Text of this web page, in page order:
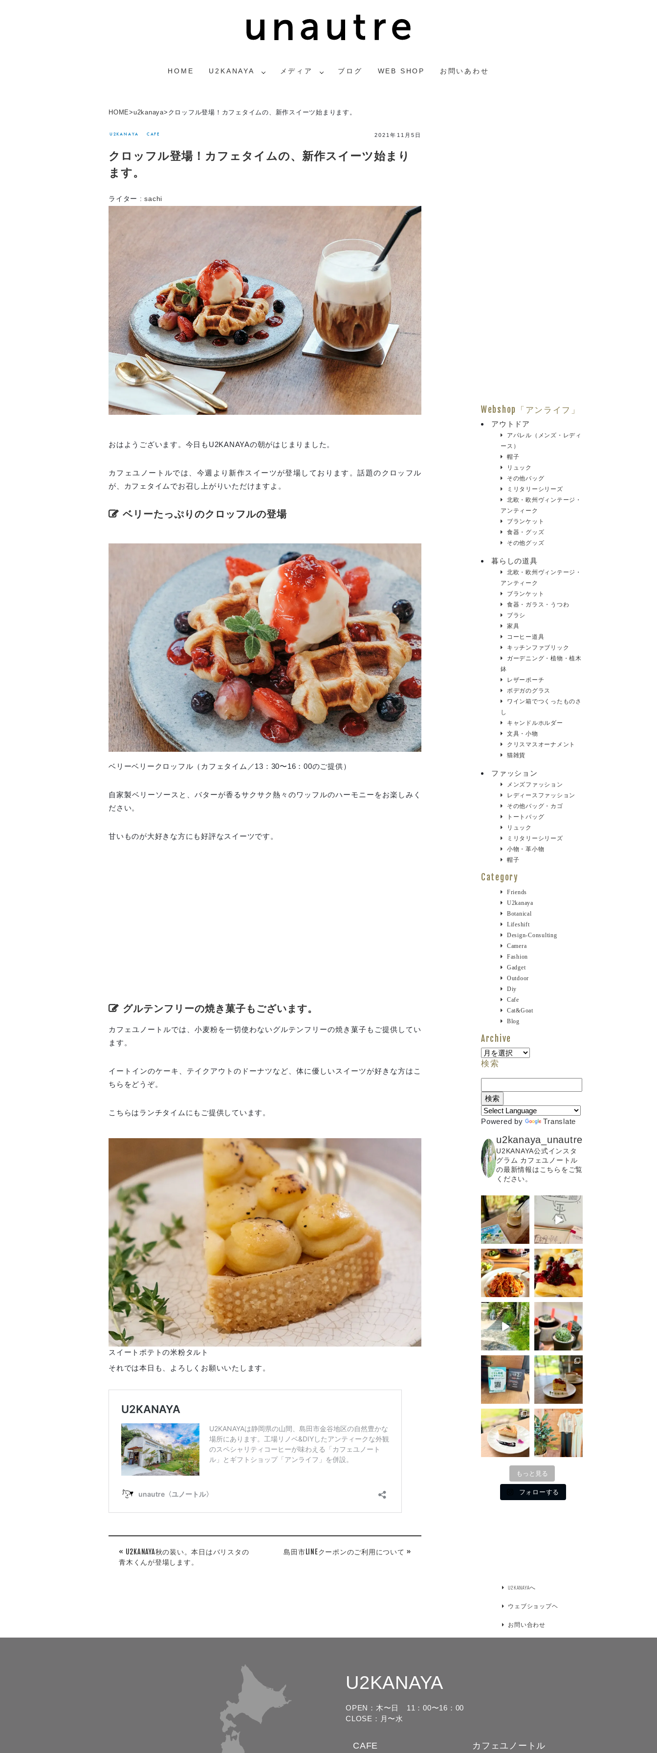
HOME U2KANAYA メディア ブログ WEB SHOP お問いあわせ
HOME>u2kanaya> クロッフル登場！カフェタイムの、新作スイーツ始まります。
U2KANAYA CAFE 2021年11月5日
クロッフル登場！カフェタイムの、新作スイーツ始まり
ます。
ライター :sachi
おはようございます。今日もU2KANAYAの朝がはじまりました。
カフェユノートルでは、今週より新作スイーツが登場しております。話題のクロッフル
が、カフェタイムでお召し上がりいただけますよ。
ベリーたっぷりのクロッフルの登場
ベリーベリークロッフル（カフェタイム／13：30〜16：00のご提供）
自家製ベリーソースと、バターが香るサクサク熱々のワッフルのハーモニーをお楽しみく
ださい。
甘いものが大好きな方にも好評なスイーツです。
グルテンフリーの焼き菓子もございます。
カフェユノートルでは、小麦粉を一切使わないグルテンフリーの焼き菓子もご提供してい
ます。
イートインのケーキ、テイクアウトのドーナツなど、体に優しいスイーツが好きな方はこ
ちらをどうぞ。
こちらはランチタイムにもご提供しています。
スイートポテトの米粉タルト
それでは本日も、よろしくお願いいたします。
« U2KANAYA秋の装い。本日はバリスタの
青木くんが登場します。
島田市LINEクーポンのご利用について »
Webshop「アンライフ」
アウトドア
アパレル（メンズ・レディ
ース）
帽子
リュック
その他バッグ
ミリタリーシリーズ
北欧・欧州ヴィンテージ・
アンティーク
ブランケット
食器・グッズ
その他グッズ
暮らしの道具
北欧・欧州ヴィンテージ・
アンティーク
ブランケット
食器・ガラス・うつわ
ブラシ
家具
コーヒー道具
キッチンファブリック
ガーデニング・植物・植木
鉢
レザーポーチ
ボデガのグラス
ワイン箱でつくったものさ
し
キャンドルホルダー
文具・小物
クリスマスオーナメント
猫雑貨
ファッション
メンズファッション
レディースファッション
その他バッグ・カゴ
トートバッグ
リュック
ミリタリーシリーズ
小物・革小物
帽子
Category
Friends
U2kanaya
Botanical
Lifeshift
Design-Consulting
Camera
Fashion
Gadget
Outdoor
Diy
Cafe
Cat&goat
Blog
Archive
Archive
検索
索:
Powered by Translate
u2kanaya_unautre
U2KANAYA公式インスタ
グラム カフェユノートル
の最新情報はこちらをご覧
ください。
もっと見る
フォローする
U2KANAYAへ
ウェブショップヘ
お問い合わせ
U2KANAYA
OPEN：木〜日 11：00〜16：00
CLOSE：月〜水
CAFE カフェユノートル